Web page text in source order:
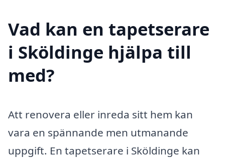
Vad kan en tapetserare
i Sköldinge hjälpa till
med?
Att renovera eller inreda sitt hem kan
vara en spännande men utmanande
uppgift. En tapetserare i Sköldinge kan